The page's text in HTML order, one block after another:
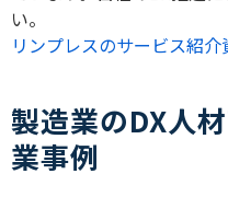
い。
リンプレスのサービス紹
製造業のDX人
業事例